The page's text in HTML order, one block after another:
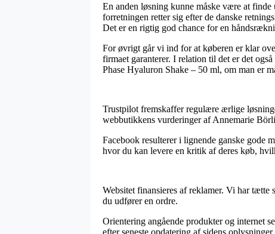
En anden løsning kunne måske være at
forretningen retter sig efter de danske
Det er en rigtig god chance for en
For øvrigt går vi ind for at køberen er klar
firmaet garanterer. I relation til det er det
Phase Hyaluron Shake – 50 ml, om man er
Trustpilot fremskaffer regulære ærlige
webbutikkens vurderinger af Annemarie
Facebook resulterer i lignende ganske gode
hvor du kan levere en kritik af deres køb,
Websitet finansieres af reklamer. Vi har
du udfører en ordre.
Orientering angående produkter og internet
efter seneste opdatering af sidens oplysninger.